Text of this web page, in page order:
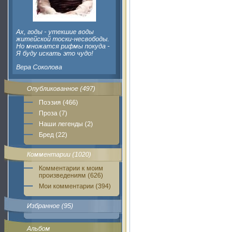
Ах, годы - утекшие воды
житейской тоски-несвободы.
Но множатся рифмы покуда -
Я буду искать это чудо!
Вера Соколова
Опубликованное (497)
Поэзия (466)
Проза (7)
Наши легенды (2)
Бред (22)
Комментарии (1020)
Комментарии к моим
произведениям (626)
Мои комментарии (394)
Избранное (95)
Альбом